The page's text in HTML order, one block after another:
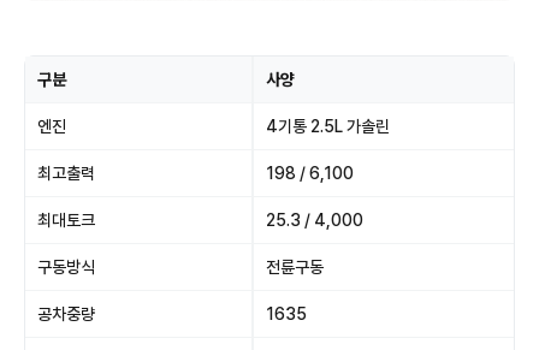
구분 사양
엔진 4기통 2.5L 가솔린
최고출력 198 / 6,100
최대토크 25.3 / 4,000
구동방식 전륜구동
공차중량 1635